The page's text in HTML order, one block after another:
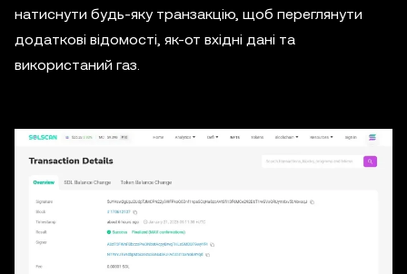
натиснути будь-яку транзакцію, щоб переглянути
додаткові відомості, як-от вхідні дані та
використаний газ.